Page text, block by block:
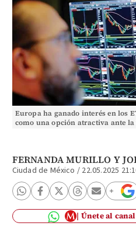
Europa ha ganado interés en los
como una opción atractiva ante
FERNANDA MURILLO Y
Ciudad de México / 22.05.2025
Únete al